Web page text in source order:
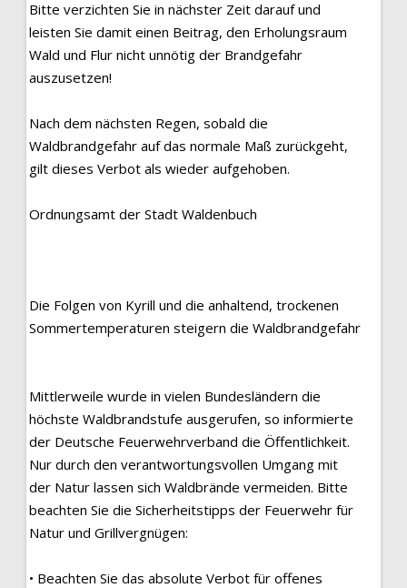
Bitte verzichten Sie in nächster Zeit darauf und
leisten Sie damit einen Beitrag, den Erholungsraum
Wald und Flur nicht unnötig der Brandgefahr
auszusetzen!
Nach dem nächsten Regen, sobald die
Waldbrandgefahr auf das normale Maß zurückgeht,
gilt dieses Verbot als wieder aufgehoben.
Ordnungsamt der Stadt Waldenbuch
Die Folgen von Kyrill und die anhaltend, trockenen
Sommertemperaturen steigern die Waldbrandgefahr
Mittlerweile wurde in vielen Bundesländern die
höchste Waldbrandstufe ausgerufen, so informierte
der Deutsche Feuerwehrverband die Öffentlichkeit.
Nur durch den verantwortungsvollen Umgang mit
der Natur lassen sich Waldbrände vermeiden. Bitte
beachten Sie die Sicherheitstipps der Feuerwehr für
Natur und Grillvergnügen:
• Beachten Sie das absolute Verbot für offenes